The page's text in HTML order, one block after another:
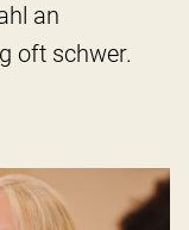
an
oft schwer.